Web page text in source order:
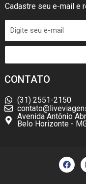
Cadastre seu e-mail e
CONTATO
(31) 2551-2150
Avenida Antônio
Belo Horizonte -
F
a
c